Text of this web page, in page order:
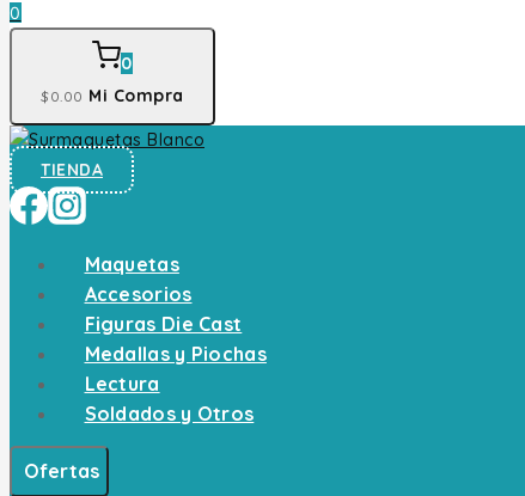
0
0
$0 .00 Mi Compra
TIENDA
Maquetas
Accesorios
Figuras Die Cast
Medallas y Piochas
Lectura
Soldados y Otros
Ofertas